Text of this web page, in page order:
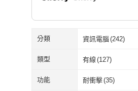
分類 資訊電腦(242)
類型 有線 (127)
茶軸(8)
有線(127
功能 耐衝擊(35)